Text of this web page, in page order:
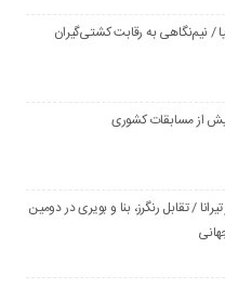
/ نیم‌نگاهی به رقابت کشتی‌گیران
از مسابقات کشوری
/ تقابل رنگرز، بنا و بویری در دومین